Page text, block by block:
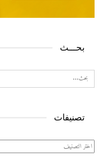
بحـــث
تصنيفات
تصنيفات